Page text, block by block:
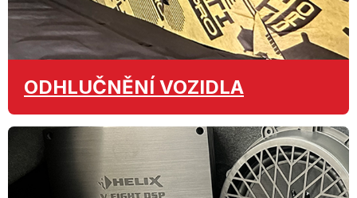
ODHLUČNĚNÍ VOZIDLA